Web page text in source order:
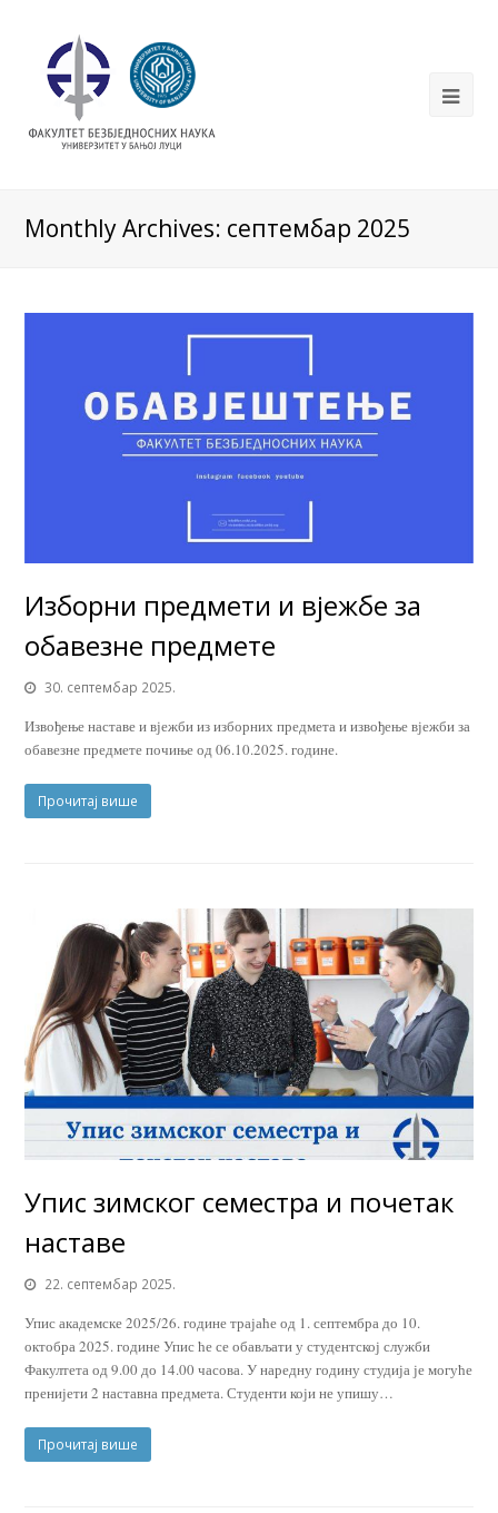
Monthly Archives: септембар 2025
Изборни предмети и вјежбе за
обавезне предмете
30. септембар 2025.
Извођење наставе и вјежби из изборних предмета и извођење вјежби за
обавезне предмете почиње од 06.10.2025. године.
Прочитај више
Упис зимског семестра и почетак
наставе
22. септембар 2025.
Упис академске 2025/26. године трајаће од 1. септембра до 10.
октобра 2025. године Упис ће се обављати у студентској служби
Факултета од 9.00 до 14.00 часова. У наредну годину студија је могуће
пренијети 2 наставна предмета. Студенти који не упишу…
Прочитај више